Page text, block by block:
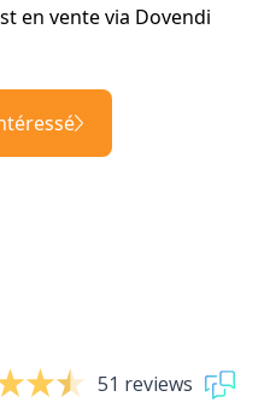
en vente via Dovendi
51 reviews